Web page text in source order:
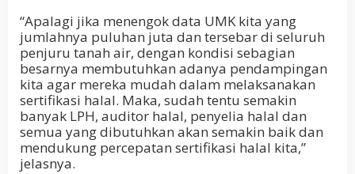
“Apalagi jika menengok data UMK kita yang
jumlahnya puluhan juta dan tersebar di seluruh
penjuru tanah air, dengan kondisi sebagian
besarnya membutuhkan adanya pendampingan
kita agar mereka mudah dalam melaksanakan
sertifikasi halal. Maka, sudah tentu semakin
banyak LPH, auditor halal, penyelia halal dan
semua yang dibutuhkan akan semakin baik dan
mendukung percepatan sertifikasi halal kita,”
jelasnya.